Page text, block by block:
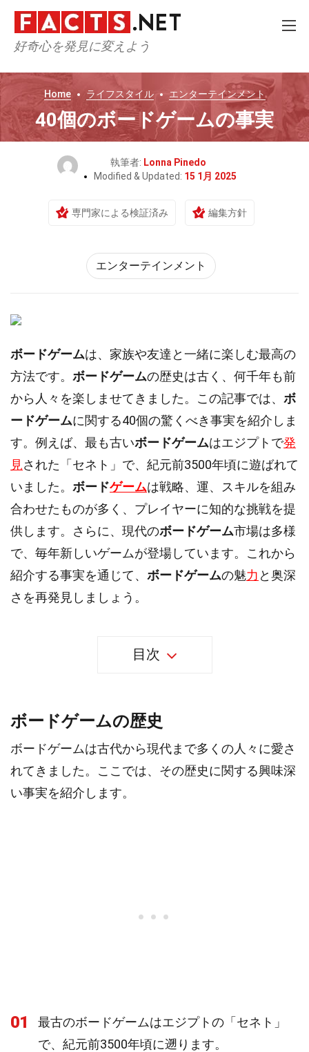
好奇心を発見に変えよう
Home ライフスタイル エンターテインメント
40個のボードゲームの事実
執筆者: Lonna Pinedo
Modified & Updated: 15 1月 2025
専門家による検証済み 編集方針
エンターテインメント
ボードゲームは、家族や友達と一緒に楽しむ最高の
方法です。 ボードゲームの歴史は古く、何千年も前
から人々を楽しませてきました。この記事では、 ボ
ードゲームに関する40個の驚くべき事実を紹介しま
す。例えば、最も古いボードゲームはエジプトで発
見された「セネト」で、紀元前3500年頃に遊ばれて
いました。 ボードゲームは戦略、運、スキルを組み
合わせたものが多く、プレイヤーに知的な挑戦を提
供します。さらに、現代のボードゲーム市場は多様
で、毎年新しいゲームが登場しています。これから
紹介する事実を通じて、 ボードゲームの魅力 と奥深
さを再発見しましょう。
目次
ボードゲームの歴史
ボードゲームは古代から現代まで多くの人々に愛さ
れてきました。ここでは、その歴史に関する興味深
い事実を紹介します。
01
最古のボードゲームはエジプトの「セネト」
で、紀元前3500年頃に遡ります。